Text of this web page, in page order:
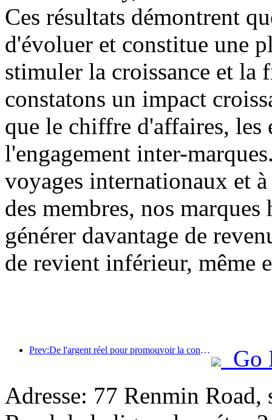
Ces résultats démontrent
d'évoluer et constitue une
stimuler la croissance et la
constatons un impact
que le chiffre d'affaires, les
l'engagement inter-
voyages internationaux et à
des membres, nos
générer davantage de
de revient inférieur, même
Prev:De l'argent réel pour promouvoir la consommation, de nombreux endroits ont émis des coupons de consommation culturelle et touristique le 1er mai
Go
Adresse: 77 Renmin